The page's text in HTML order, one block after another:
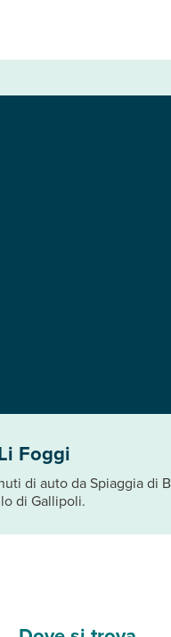
Foggi
di auto da Spiaggia
di Gallipoli.